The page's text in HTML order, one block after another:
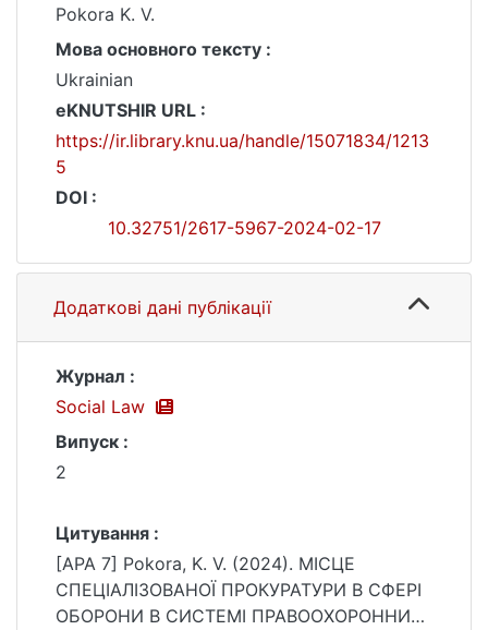
Pokora K. V.
Мова основного тексту :
Ukrainian
eKNUTSHIR URL :
https://ir.library.knu.ua/handle/15071834/1213
5
DOI :
10.32751/2617-5967-2024-02-17
Додаткові дані публікації
Журнал :
Social Law
Випуск :
2
Цитування :
[APA 7] Pokora, K. V. (2024). МІСЦЕ
СПЕЦІАЛІЗОВАНОЇ ПРОКУРАТУРИ В СФЕРІ
ОБОРОНИ В СИСТЕМІ ПРАВООХОРОННИХ